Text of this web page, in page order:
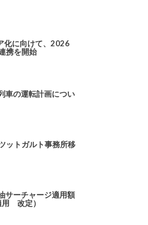
化に向けて、2026
携を開始
車の運転計画につい
ットガルト事務所移
サーチャージ適用額
改定）